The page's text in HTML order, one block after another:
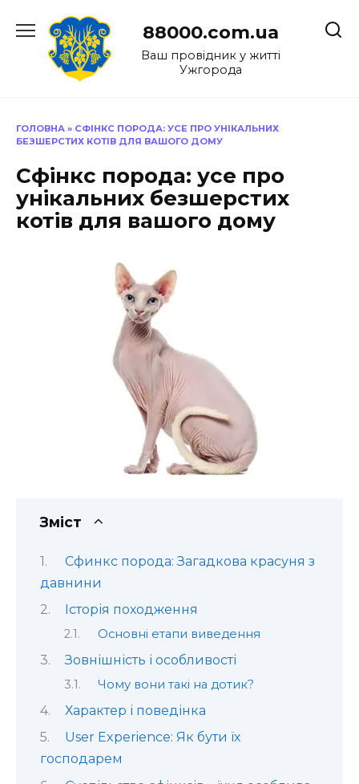
до
88000.com.ua
Ваш провідник у житті
Ужгорода
ГОЛОВНА » СФІНКС ПОРОДА: УСЕ ПРО УНІКАЛЬНИХ
БЕЗШЕРСТИХ КОТІВ ДЛЯ ВАШОГО ДОМУ
Сфінкс порода: усе про
унікальних безшерстих
котів для вашого дому
Зміст
Сфинкс порода: Загадкова красуня з
давнини
Історія походження
Основні етапи виведення
Зовнішність і особливості
Чому вони такі на дотик?
Характер і поведінка
User Experience: Як бути їх
господарем